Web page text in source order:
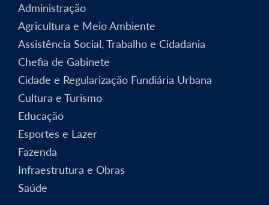
Administração
Agricultura e Meio Ambiente
Assistência Social, Trabalho e Cidadania
Chefia de Gabinete
Cidade e Regularização Fundiária Urbana
Cultura e Turismo
Educação
Esportes e Lazer
Fazenda
Infraestrutura e Obras
Saúde